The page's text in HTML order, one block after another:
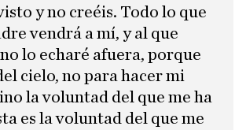
y no creéis. Todo lo que
vendrá a mí, y al que
lo echaré afuera, porque
cielo, no para hacer mi
la voluntad del que me ha
es la voluntad del que me